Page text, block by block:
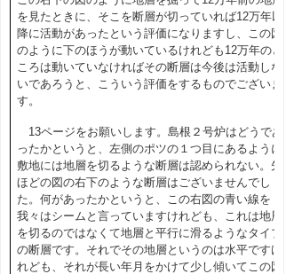
を見たときに、そこを断層が切っていれば12万年以
降に活動があったという評価になりますし、この図
のように下のほうが動いているけれども 12万年のと
ころは動いていなければその断層は今後は活動しな
いであろうと、こういう評価をするものでございま
す。
13ページをお願いします。島根２号炉はどうであ
ったかというと、左側のポツの１つ目にあるように
敷地には地層を切るような断層は認められない。先
ほどの図の右下のような断層はございませんでし
た。何があったかというと、この右図の青い線を
我々はシームと言っていますけれども、これは地層
を切るのではなくて地層と平行に滑るようなタイプ
の断層です。それでその地層というのは水平ですけ
れども、それが長い年月をかけて少し傾いてこの図